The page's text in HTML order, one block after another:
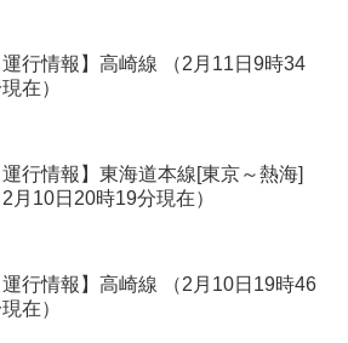
運行情報】高崎線 （2月11日9時34
在）
運行情報】東海道本線[東京～熱海]
2月10日20時19分現在）
運行情報】高崎線 （2月10日19時46
在）